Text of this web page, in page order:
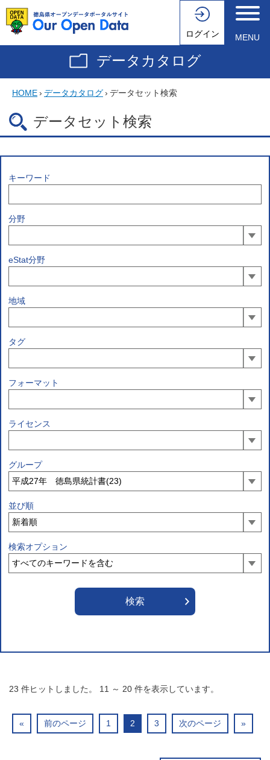
ログイン MENU
データカタログ
HOME› データカタログ› データセット検索
データセット検索
キーワード
分野
eStat分野
地域
タグ
フォーマット
ライセンス
グループ
並び順
検索オプション
23 件ヒットしました。 11 ～ 20 件を表示しています。
« 前のページ 1 2 3 次のページ »